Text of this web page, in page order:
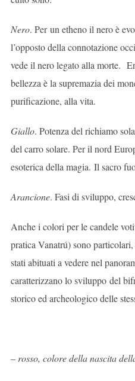
Nero. Per un etheno il nero è
l’opposto della connotazione
vede il nero legato alla morte.
bellezza è la supremazia dei
purificazione, alla vita.
Giallo. Potenza del richiamo
del carro solare. Per il nord
esoterica della magia. Il sacro
Arancione. Fasi di sviluppo,
Anche i colori per le candele
pratica Vanatrú) sono
stati abituati a vedere nel
caratterizzano lo sviluppo del
storico ed archeologico delle
– rosso, colore della nascita